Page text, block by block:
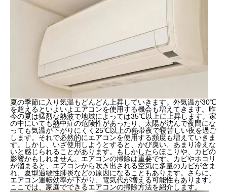
夏の季節に入り気温もどんどん上昇していきます。外気温が30℃
を超えるといよいよエアコンを使用する機会も増えてきます。昨
今の夏は猛烈な熱波で地域によっては35℃以上に上昇します。家
の中にいても熱中症の危険性があったり、太陽が沈んで夜間にな
っても気温が下がりにくく25℃以上の熱帯夜で寝苦しい夜を過ご
します。それで必然的にエアコンを使用する頻度も増えていきま
す。しかし、いざ使用しようとすると、かび臭い、あまり冷えな
いと感じられることがあります。もしかしたらほこりや、カビの
影響かもしれません。エアコンの掃除は重要です。カビやホコリ
が溜まると、エアコンから吹き出される空気に多量のカビが含ま
れ、夏型過敏性肺炎などの原因になることもあります。さらに、
エアコン運転効率が下がり、電気代が増える可能性もあります。
ここでは、家庭でできるエアコンの掃除方法を紹介します。